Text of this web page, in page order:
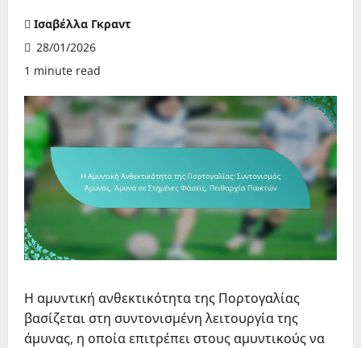
Ισαβέλλα Γκραντ
28/01/2026
1 minute read
Η αμυντική ανθεκτικότητα της Πορτογαλίας
βασίζεται στη συντονισμένη λειτουργία της
άμυνας, η οποία επιτρέπει στους αμυντικούς να